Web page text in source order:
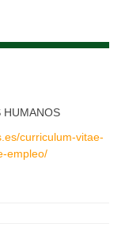
HUMANOS
curriculum-vitae-
empleo/